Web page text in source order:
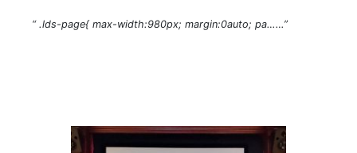
“ .lds-page{ max-width:980px; margin:0auto; pa……”